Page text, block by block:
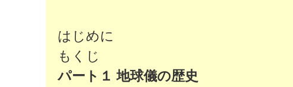
はじめに
もくじ
パート１ 地球儀の歴史